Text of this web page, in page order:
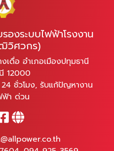
องระบบไฟฟ้าโรงงาน
วิศวกร)
ดื่อ อำเภอเมืองปทุมธานี
12000
ชั่วโมง, รับแก้ปัญหางาน
ฟ้า ด่วน